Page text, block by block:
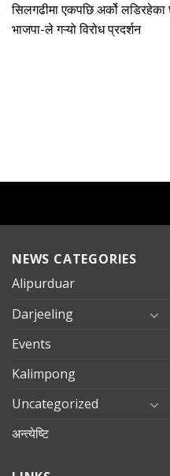
सिलगढीमा एकपछि अर्को
भाजपा-ले गऱ्यो विरोध प्रदर्शन
NEWS CATEGORIES
Alipurduar
Darjeeling
Events
Kalimpong
Uncategorized
अन्त्येष्टि